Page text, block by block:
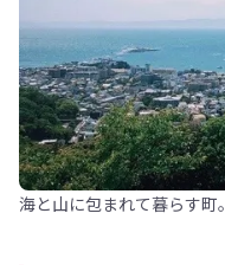
海と山に包まれて暮らす町。